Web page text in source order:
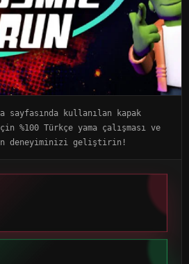
sayfasında kullanılan kapak
%100 Türkçe yama çalışması ve
deneyiminizi geliştirin!